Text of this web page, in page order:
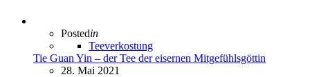
Postedin
Teeverkostung
Tie Guan Yin – der Tee der eisernen Mitgefühlsgöttin
28. Mai 2021